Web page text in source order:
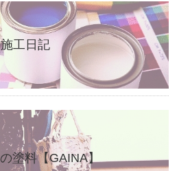
施工日記
塗料【GAINA】